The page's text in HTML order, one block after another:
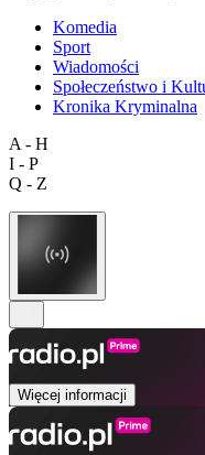
Komedia
Sport
Wiadomości
Społeczeństwo i
Kronika Kryminalna
A - H
I - P
Q - Z
Więcej informacji